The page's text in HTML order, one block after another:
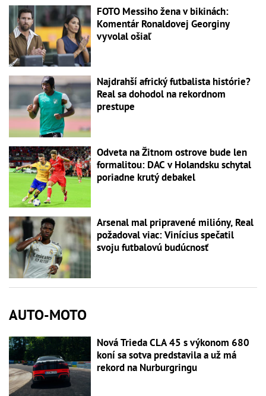
FOTO Messiho žena v bikinách:
Komentár Ronaldovej Georginy
vyvolal ošiaľ
Najdrahší africký futbalista histórie?
Real sa dohodol na rekordnom
prestupe
Odveta na Žitnom ostrove bude len
formalitou: DAC v Holandsku schytal
poriadne krutý debakel
Arsenal mal pripravené milióny, Real
požadoval viac: Vinícius spečatil
svoju futbalovú budúcnosť
AUTO-MOTO
Nová Trieda CLA 45 s výkonom 680
koní sa sotva predstavila a už má
rekord na Nurburgringu